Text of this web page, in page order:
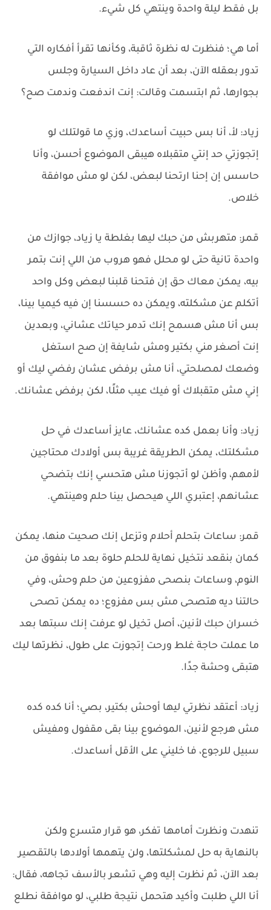
بل فقط ليلة واحدة وينتهي كل شيء.
أما هي؛ فنظرت له نظرة ثاقبة، وكأنها تقرأ أفكاره التي
تدور بعقله الآن، بعد أن عاد داخل السيارة وجلس
بجوارها، ثم ابتسمت وقالت: إنت اندفعت وندمت صح؟
زياد: لأ، أنا بس حبيت أساعدك، وزي ما قولتلك لو
إتجوزتي حد إنتي متقبلاه هيبقى الموضوع أحسن، وأنا
حاسس إن إحنا ارتحنا لبعض، لكن لو مش موافقة
خلاص.
قمر: متهربش من حبك ليها بغلطة يا زياد، جوازك من
واحدة تانية حتى لو محلل فهو هروب من اللي إنت بتمر
بيه، يمكن معاك حق إن فتحنا قلبنا لبعض وكل واحد
أتكلم عن مشكلته، ويمكن ده حسسنا إن فيه كيميا بينا،
بس أنا مش هسمح إنك تدمر حياتك عشاني، وبعدين
إنت أصغر مني بكتير ومش شايفة إن صح استغل
وضعك لمصلحتي، أنا مش برفض عشان رفضي ليك أو
إني مش متقبلاك أو فيك عيب مثلًا، لكن برفض عشانك.
زياد: وأنا بعمل كده عشانك، عايز أساعدك في حل
مشكلتك، يمكن الطريقة غريبة بس أولادك محتاجين
لأمهم، وأظن لو أتجوزنا مش هتحسي إنك بتضحي
عشانهم، إعتبري اللي هيحصل بينا حلم وهينتهي.
قمر: ساعات بتحلم أحلام وتزعل إنك صحيت منها، يمكن
كمان بنقعد نتخيل نهاية للحلم حلوة بعد ما بنفوق من
النوم، وساعات بنصحى مفزوعين من حلم وحش، وفي
حالتنا ديه هتصحى مش بس مفزوع؛ ده يمكن تصحى
خسران حبك لأنين، أصل تخيل لو عرفت إنك سبتها بعد
ما عملت حاجة غلط ورحت إتجوزت على طول، نظرتها ليك
هتبقى وحشة جدًا.
زياد: أعتقد نظرتي ليها أوحش بكتير، بصي؛ أنا كده كده
مش هرجع لأنين، الموضوع بينا بقى مقفول ومفيش
سبيل للرجوع، فا خليني على الأقل أساعدك.
تنهدت ونظرت أمامها تفكر، هو قرار متسرع ولكن
بالنهاية به حل لمشكلتها، ولن يتهمها أولادها بالتقصير
بعد الآن، ثم نظرت إليه وهي تشعر بالأسف تجاهه، فقال:
أنا اللي طلبت وأكيد هتحمل نتيجة طلبي، لو موافقة نطلع